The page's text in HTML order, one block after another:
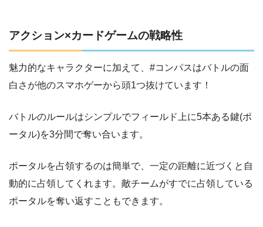
アクション×カードゲームの戦略性
魅力的なキャラクターに加えて、#コンパスはバトルの面
白さが他のスマホゲーから頭1つ抜けています！
バトルのルールはシンプルでフィールド上に5本ある鍵(ポ
ータル)を3分間で奪い合います。
ポータルを占領するのは簡単で、一定の距離に近づくと自
動的に占領してくれます。敵チームがすでに占領している
ポータルを奪い返すこともできます。